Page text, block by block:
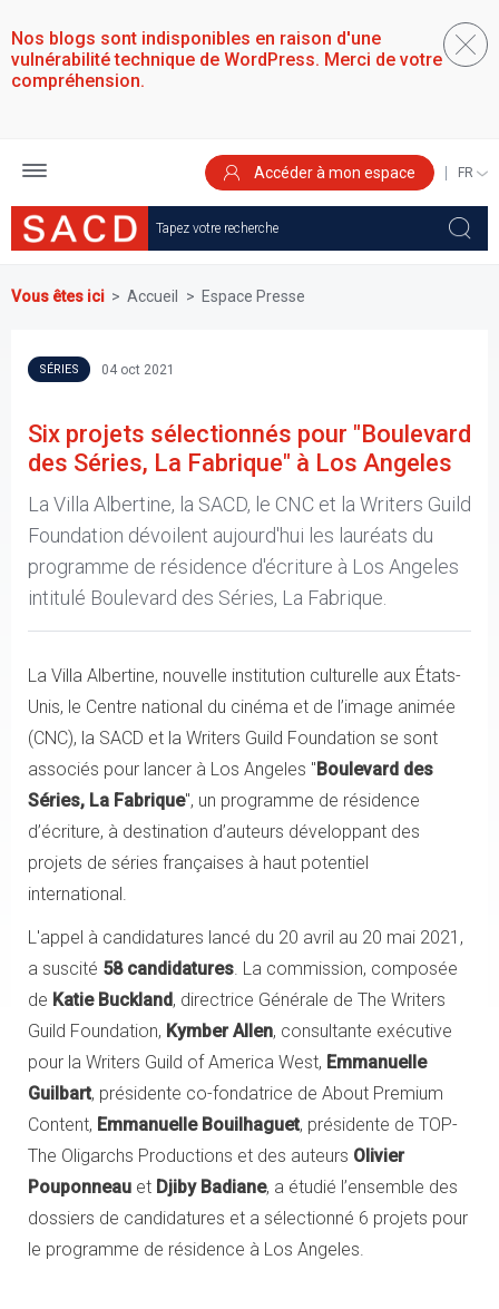
au
contenu
principal
Nos blogs sont indisponibles en raison d'une
vulnérabilité technique de WordPress. Merci de votre
compréhension.
Accéder à mon espace
YOUR
Vous êtes ici Accueil Espace Presse
SÉRIES 04 oct 2021
Six projets sélectionnés pour "Boulevard
des Séries, La Fabrique" à Los Angeles
La Villa Albertine, la SACD, le CNC et la Writers Guild
Foundation dévoilent aujourd'hui les lauréats du
programme de résidence d'écriture à Los Angeles
intitulé Boulevard des Séries, La Fabrique.
La Villa Albertine, nouvelle institution culturelle aux États-
Unis, le Centre national du cinéma et de l’image animée
(CNC), la SACD et la Writers Guild Foundation se sont
associés pour lancer à Los Angeles "Boulevard des
Séries, La Fabrique", un programme de résidence
d’écriture, à destination d’auteurs développant des
projets de séries françaises à haut potentiel
international.
L'appel à candidatures lancé du 20 avril au 20 mai 2021,
a suscité 58 candidatures. La commission, composée
de Katie Buckland, directrice Générale de The Writers
Guild Foundation, Kymber Allen, consultante exécutive
pour la Writers Guild of America West, Emmanuelle
Guilbart, présidente co-fondatrice de About Premium
Content, Emmanuelle Bouilhaguet, présidente de TOP-
The Oligarchs Productions et des auteurs Olivier
Pouponneau et Djiby Badiane, a étudié l’ensemble des
dossiers de candidatures et a sélectionné 6 projets pour
le programme de résidence à Los Angeles.